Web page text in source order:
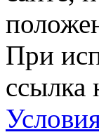
При
ссылка